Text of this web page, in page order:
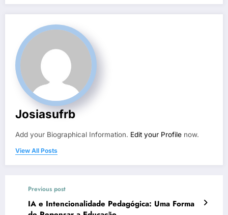
Josiasufrb
Add your Biographical Information. Edit your Profile now.
View All Posts
Previous post
IA e Intencionalidade Pedagógica: Uma Forma